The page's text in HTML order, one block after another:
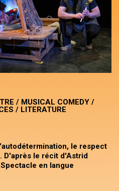
/ MUSICAL COMEDY /
/ LITERATURE
le respect
D'après le récit d'Astrid
en langue